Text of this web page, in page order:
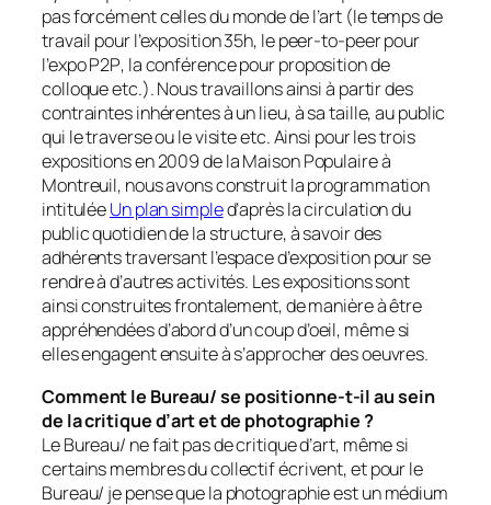
pas forcément celles du monde de l’art (le temps de
travail pour l’exposition35h, le peer-to-peer pour
l’expoP2P, la conférence pour proposition de
colloque etc.). Nous travaillons ainsi à partir des
contraintes inhérentes à un lieu, à sa taille, au public
qui le traverse ou le visite etc. Ainsi pour les trois
expositions en 2009 de la Maison Populaire à
Montreuil, nous avons construit la programmation
intituléeUn plan simpled’après la circulation du
public quotidien de la structure, à savoir des
adhérents traversant l’espace d’exposition pour se
rendre à d’autres activités. Les expositions sont
ainsi construites frontalement, de manière à être
appréhendées d’abord d’un coup d’oeil, même si
elles engagent ensuite à s’approcher des oeuvres.
Comment le Bureau/ se positionne-t-il au sein
de la critique d’art et de photographie ?
Le Bureau/ ne fait pas de critique d’art, même si
certains membres du collectif écrivent, et pour le
Bureau/ je pense que la photographie est un médium